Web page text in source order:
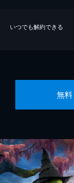
いつでも解約できる
無